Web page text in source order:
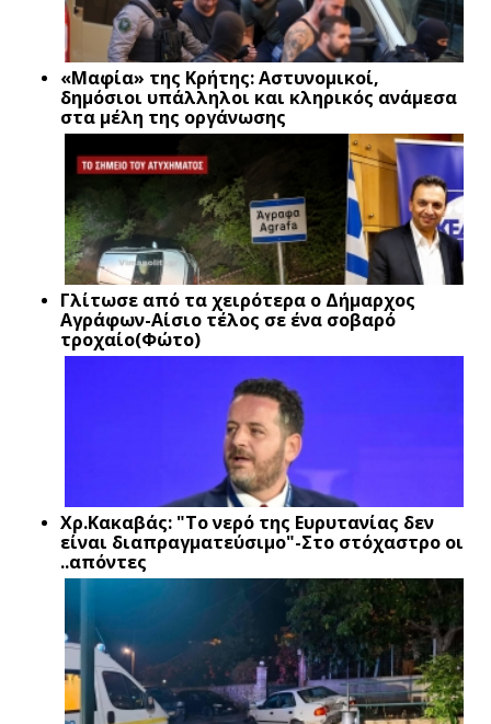
«Μαφία» της Κρήτης: Αστυνομικοί,
δημόσιοι υπάλληλοι και κληρικός ανάμεσα
στα μέλη της οργάνωσης
Γλίτωσε από τα χειρότερα ο Δήμαρχος
Αγράφων-Αίσιο τέλος σε ένα σοβαρό
τροχαίο(Φώτο)
Xρ.Κακαβάς: "Το νερό της Ευρυτανίας δεν
είναι διαπραγματεύσιμο"-Στο στόχαστρο οι
..απόντες